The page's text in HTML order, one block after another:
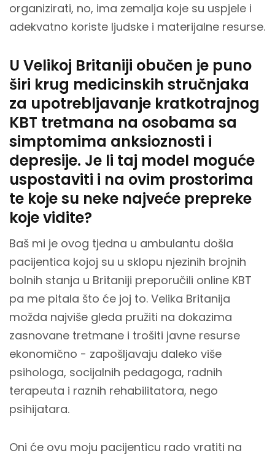
organizirati, no, ima zemalja koje su uspjele i
adekvatno koriste ljudske i materijalne resurse.
U Velikoj Britaniji obučen je puno
širi krug medicinskih stručnjaka
za upotrebljavanje kratkotrajnog
KBT tretmana na osobama sa
simptomima anksioznosti i
depresije. Je li taj model moguće
uspostaviti i na ovim prostorima
te koje su neke najveće prepreke
koje vidite?
Baš mi je ovog tjedna u ambulantu došla
pacijentica kojoj su u sklopu njezinih brojnih
bolnih stanja u Britaniji preporučili online KBT
pa me pitala što će joj to. Velika Britanija
možda najviše gleda pružiti na dokazima
zasnovane tretmane i trošiti javne resurse
ekonomično - zapošljavaju daleko više
psihologa, socijalnih pedagoga, radnih
terapeuta i raznih rehabilitatora, nego
psihijatara.
Oni će ovu moju pacijenticu rado vratiti na